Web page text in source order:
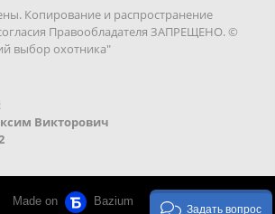
Копирование и распространение
Правообладателя ЗАПРЕЩЕНО. ©
выбор охотника"
Викторович
Made on Bazium
Задать вопрос